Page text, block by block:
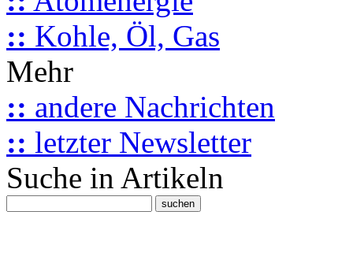
:: Kohle, Öl, Gas
Mehr
:: andere Nachrichten
:: letzter Newsletter
Suche in Artikeln